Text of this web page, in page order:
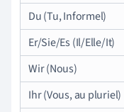
Du (Tu, Informel)
Er/Sie/Es (Il/Elle/It)
Wir (Nous)
Ihr (Vous, au pluriel)